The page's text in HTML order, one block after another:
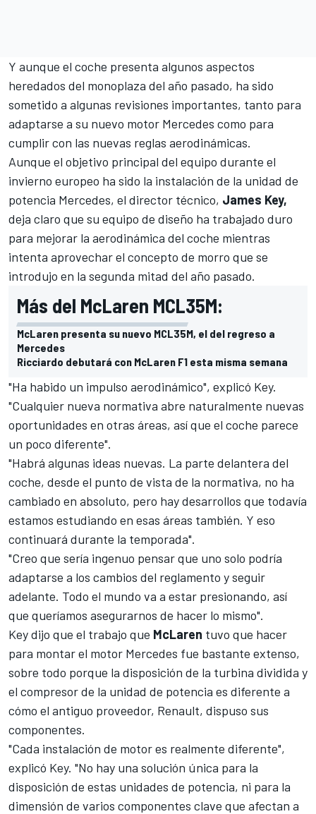
Y aunque el coche presenta algunos aspectos
heredados del monoplaza del año pasado, ha sido
sometido a algunas revisiones importantes, tanto para
adaptarse a su nuevo motor Mercedes como para
cumplir con las nuevas reglas aerodinámicas.
Aunque el objetivo principal del equipo durante el
invierno europeo ha sido la instalación de la unidad de
potencia Mercedes, el director técnico, James Key,
deja claro que su equipo de diseño ha trabajado duro
para mejorar la aerodinámica del coche mientras
intenta aprovechar el concepto de morro que se
introdujo en la segunda mitad del año pasado.
Más del McLaren MCL35M:
McLaren presenta su nuevo MCL35M, el del regreso a
Mercedes
Ricciardo debutará con McLaren F1 esta misma semana
"Ha habido un impulso aerodinámico", explicó Key.
"Cualquier nueva normativa abre naturalmente nuevas
oportunidades en otras áreas, así que el coche parece
un poco diferente".
"Habrá algunas ideas nuevas. La parte delantera del
coche, desde el punto de vista de la normativa, no ha
cambiado en absoluto, pero hay desarrollos que todavía
estamos estudiando en esas áreas también. Y eso
continuará durante la temporada".
"Creo que sería ingenuo pensar que uno solo podría
adaptarse a los cambios del reglamento y seguir
adelante. Todo el mundo va a estar presionando, así
que queríamos asegurarnos de hacer lo mismo".
Key dijo que el trabajo que McLaren tuvo que hacer
para montar el motor Mercedes fue bastante extenso,
sobre todo porque la disposición de la turbina dividida y
el compresor de la unidad de potencia es diferente a
cómo el antiguo proveedor, Renault, dispuso sus
componentes.
"Cada instalación de motor es realmente diferente",
explicó Key. "No hay una solución única para la
disposición de estas unidades de potencia, ni para la
dimensión de varios componentes clave que afectan a